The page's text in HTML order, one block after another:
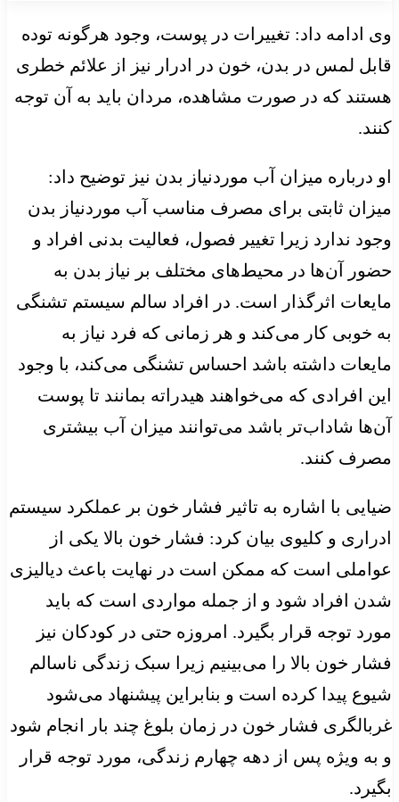
وی ادامه داد: تغییرات در پوست، وجود هرگونه توده
قابل لمس در بدن، خون در ادرار نیز از علائم خطری
هستند که در صورت مشاهده، مردان باید به آن توجه
کنند.
او درباره میزان آب موردنیاز بدن نیز توضیح داد:
میزان ثابتی برای مصرف مناسب آب موردنیاز بدن
وجود ندارد زیرا تغییر فصول، فعالیت بدنی افراد و
حضور آن‌ها در محیط‌های مختلف بر نیاز بدن به
مایعات اثرگذار است. در افراد سالم سیستم تشنگی
به خوبی کار می‌کند و هر زمانی که فرد نیاز به
مایعات داشته باشد احساس تشنگی می‌کند، با وجود
این افرادی که می‌خواهند هیدراته بمانند تا پوست
آن‌ها شاداب‌تر باشد می‌توانند میزان آب بیشتری
مصرف کنند.
ضیایی با اشاره به تاثیر فشار خون بر عملکرد سیستم
ادراری و کلیوی بیان کرد: فشار خون بالا یکی از
عواملی است که ممکن است در نهایت باعث دیالیزی
شدن افراد شود و از جمله مواردی است که باید
مورد توجه قرار بگیرد. امروزه حتی در کودکان نیز
فشار خون بالا را می‌بینیم زیرا سبک زندگی ناسالم
شیوع پیدا کرده است و بنابراین پیشنهاد می‌شود
غربالگری فشار خون در زمان بلوغ چند بار انجام شود
و به ویژه پس از دهه چهارم زندگی، مورد توجه قرار
بگیرد.